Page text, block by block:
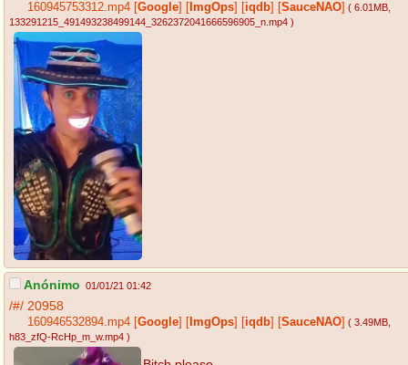
160945753312.mp4 Google ImgOps iqdb SauceNAO ( 6.01MB
133291215_491493238499144_3262372041666596905_n.mp4 )
Anónimo 01/01/21 01:42
/#/ 20958
160946532894.mp4 Google ImgOps iqdb SauceNAO ( 3.49MB
h83_zfQ-RcHp_m_w.mp4 )